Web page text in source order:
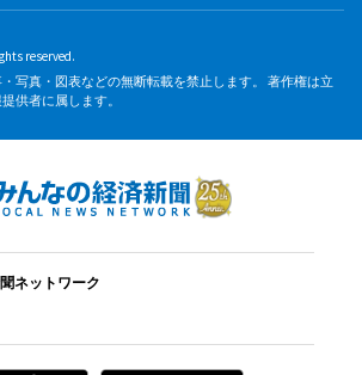
reserved.
写真・図表などの無断転載を禁止します。 著作権は立
供者に属します。
ネットワーク